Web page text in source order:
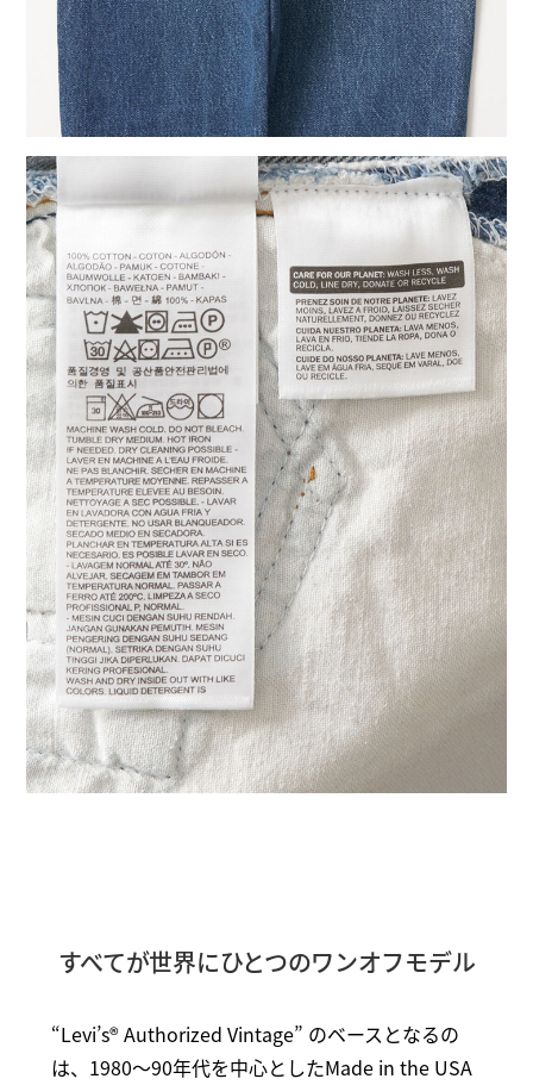
すべてが世界にひとつのワンオフモデル
“Levi’s® Authorized Vintage” のベースとなるの
は、1980～90年代を中心としたMade in the USA